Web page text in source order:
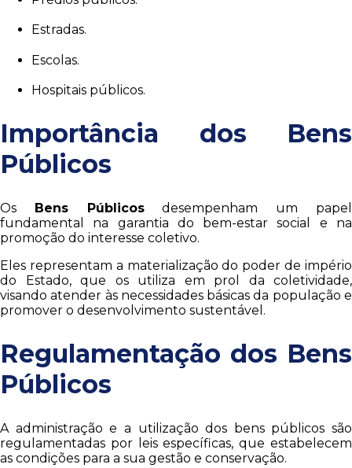
Estradas.
Escolas.
Hospitais públicos.
Importância dos Bens
Públicos
Os Bens Públicosdesempenham um papel
fundamental na garantia do bem-estar social e na
promoção do interesse coletivo.
Eles representam a materialização do poder de império
do Estado, que os utiliza em prol da coletividade,
visando atender às necessidades básicas da população e
promover o desenvolvimento sustentável.
Regulamentação dos Bens
Públicos
A administração e a utilização dos bens públicos são
regulamentadas por leis específicas, que estabelecem
as condições para a sua gestão e conservação.